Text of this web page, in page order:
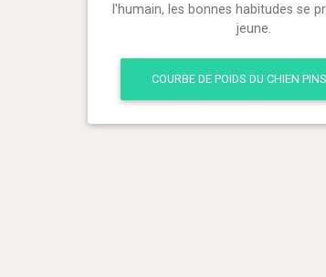
l'humain, les bonnes habitudes se
jeune.
COURBE DE POIDS DU CHIEN